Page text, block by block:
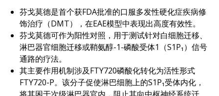
芬戈莫德是首个获FDA批准的口服多发性硬化症疾病修
饰治疗（DMT），在EAE模型中表现出高度有效性。
芬戈莫德可作为阳性对照，用于测试针对白细胞迁移、
淋巴器官细胞迁移或鞘氨醇-1-磷酸受体1（S1P₁）信号
通路的疗法。
其主要作用机制涉及FTY720磷酸化转化为活性形式
FTY720-P。该分子促使淋巴细胞上的S1P₁受体内化，